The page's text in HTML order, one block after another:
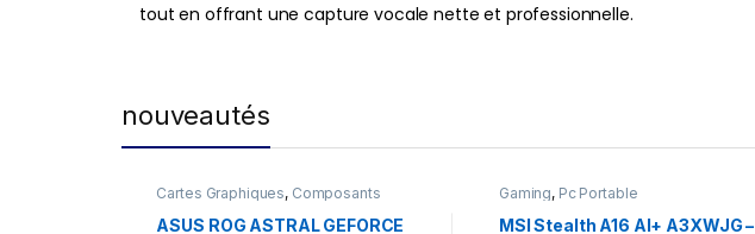
tout en offrant une capture vocale nette et professionnelle.
nouveautés
Cartes Graphiques, Composants
NVIDIA
ASUS ROG ASTRAL GEFORCE
Gaming, Pc Portable
MSI Stealth A16 AI+ A3XWJG –